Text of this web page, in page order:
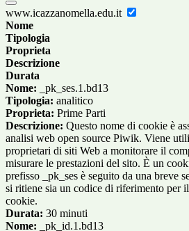
www.icazzanomella.edu.it
Nome
Tipologia
Proprieta
Descrizione
Durata
Nome: _pk_ses.1.bd13
Tipologia: analitico
Proprieta: Prime Parti
Descrizione: Questo nome di cookie è
analisi web open source Piwik. Viene
proprietari di siti Web a monitorare il
misurare le prestazioni del sito. È un
prefisso _pk_ses è seguito da una breve
si ritiene sia un codice di riferimento per
cookie.
Durata: 30 minuti
Nome: _pk_id.1.bd13